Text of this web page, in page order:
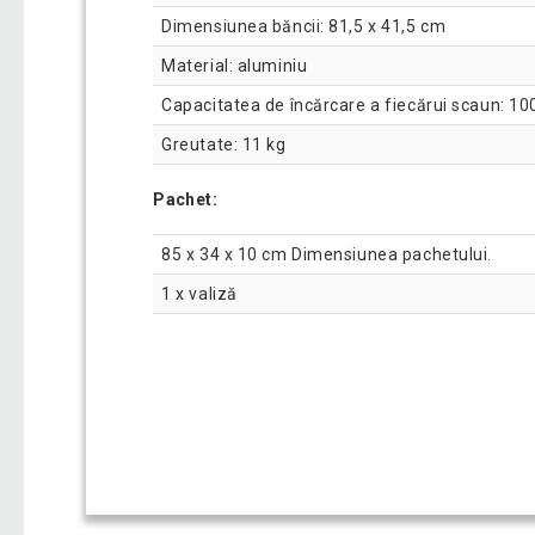
Dimensiunea băncii: 81,5 x 41,5 cm
Material: aluminiu
Capacitatea de încărcare a fiecărui scaun:
Greutate: 11 kg
Pachet:
85 x 34 x 10 cm Dimensiunea pachetului.
1 x valiză